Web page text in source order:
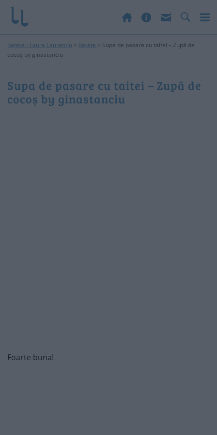
Rețete - Laura Laurențiu > Retete > Supa de pasare cu taitei – Zupã de
cocoș by ginastanciu
Supa de pasare cu taitei – Zupã de
cocoș by ginastanciu
Foarte buna!